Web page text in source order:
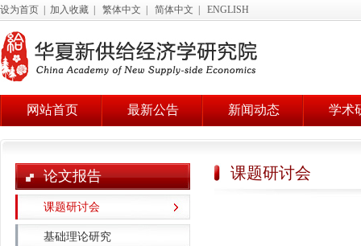
设为首页 加入收藏 繁体中文 简体中文 ENGLISH
网站首页 最新公告 新闻动态 学术
论文报告
课题研讨会
基础理论研究
课题研讨会